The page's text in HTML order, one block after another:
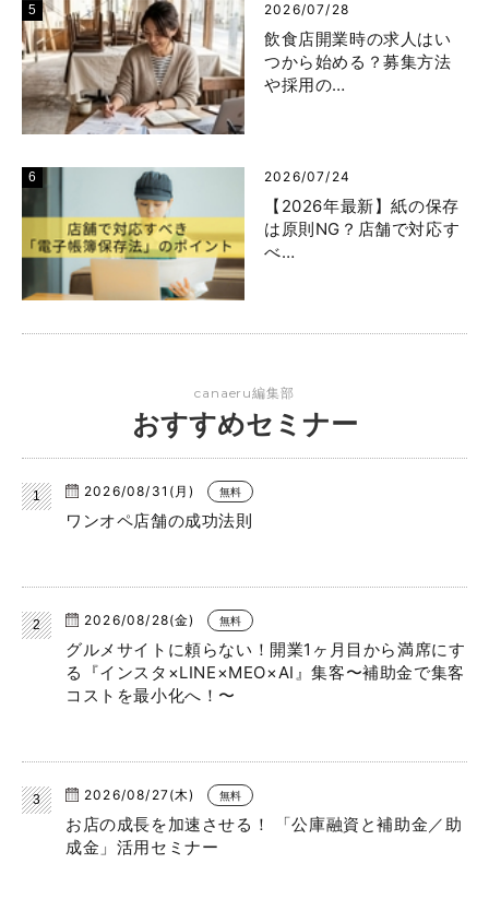
2026/07/28
飲食店開業時の求人はい
つから始める？募集方法
や採用の…
2026/07/24
【2026年最新】紙の保存
は原則NG？店舗で対応す
べ…
canaeru編集部
おすすめセミナー
2026/08/31(月) 無料
ワンオペ店舗の成功法則
2026/08/28(金) 無料
グルメサイトに頼らない！開業1ヶ月目から満席にす
る『インスタ×LINE×MEO×AI』集客〜補助金で集客
コストを最小化へ！〜
2026/08/27(木) 無料
お店の成長を加速させる！ 「公庫融資と補助金／助
成金」活用セミナー